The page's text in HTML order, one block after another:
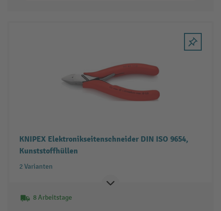
KNIPEX Elektronikseitenschneider DIN ISO 9654,
Kunststoffhüllen
2 Varianten
8 Arbeitstage